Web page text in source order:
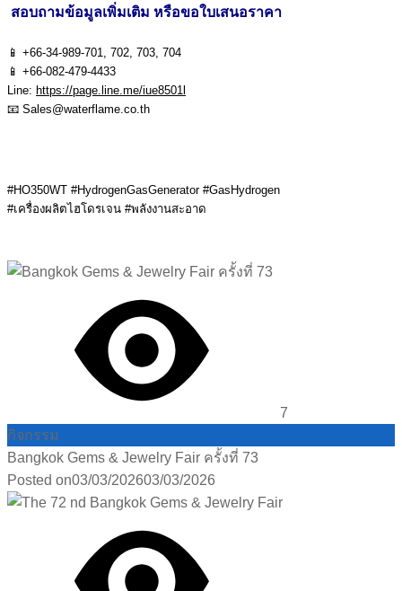
สอบถามข้อมูลเพิ่มเติม หรือขอใบเสนอราคา
📱 +66-34-989-701, 702, 703, 704
📱 +66-082-479-4433
Line: https://page.line.me/iue8501l
📧 Sales@waterflame.co.th
#HO350WT #HydrogenGasGenerator #GasHydrogen
#เครื่องผลิตไฮโดรเจน #พลังงานสะอาด
7
กิจกรรม
Bangkok Gems & Jewelry Fair ครั้งที่ 73
Posted on03/03/202603/03/2026